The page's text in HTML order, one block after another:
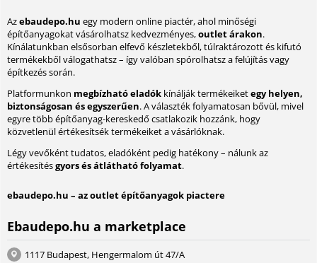
Azebaudepo.hu egy modern online piactér, ahol minőségi
építőanyagokat vásárolhatsz kedvezményes,outlet árakon.
Kínálatunkban elsősorban elfevő készletekből, túlraktározott és kifutó
termékekből válogathatsz – így valóban spórolhatsz a felújítás vagy
építkezés során.
Platformunkon megbízható eladók kínálják termékeiketegy helyen,
biztonságosan és egyszerűen. A választék folyamatosan bővül, mivel
egyre több építőanyag-kereskedő csatlakozik hozzánk, hogy
közvetlenül értékesítsék termékeiket a vásárlóknak.
Légy vevőként tudatos, eladóként pedig hatékony – nálunk az
értékesítésgyors és átlátható folyamat.
ebaudepo.hu – az outlet építőanyagok piactere
Ebaudepo.hu a marketplace
1117 Budapest, Hengermalom út 47/A